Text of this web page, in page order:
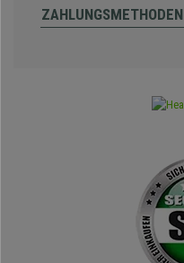
ZAHLUNGSMETHODEN